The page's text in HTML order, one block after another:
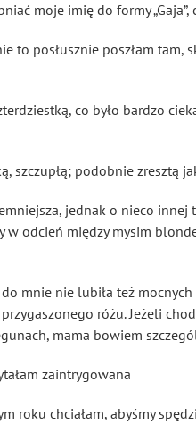
moje imię do formy
to posłusznie poszłam
co było bardzo
szczupłą; podobnie zresztą
jednak o nieco
w odcień między mysim
mnie nie lubiła też
różu. Jeżeli
mama bowiem
zaintrygowana
roku chciałam, abyśmy